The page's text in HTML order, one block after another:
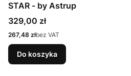
STAR - by Astrup
Cena
329,00 zł
Cena
267,48 złbez VAT
Do koszyka